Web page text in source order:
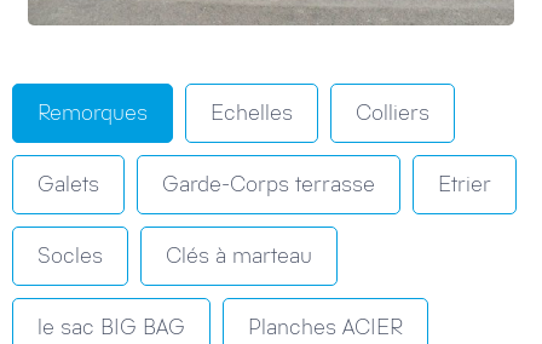
Remorques Echelles Colliers
Galets Garde-Corps terrasse Etrier
Socles Clés à marteau
le sac BIG BAG Planches ACIER